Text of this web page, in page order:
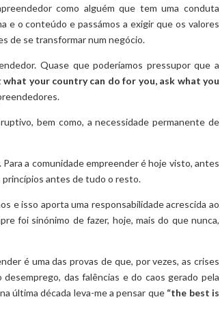
como alguém que tem uma conduta
e o conteúdo e passámos a exigir que os valores
de se transformar num negócio.
Quase que poderíamos pressupor que a
what your country can do for you, ask what you
bem como, a necessidade permanente de
a comunidade empreender é hoje visto, antes
princípios antes de tudo o resto.
e isso aporta uma responsabilidade acrescida ao
foi sinónimo de fazer, hoje, mais do que nunca,
é uma das provas de que, por vezes, as crises
das falências e do caos gerado pela
última década leva-me a pensar que “the best is